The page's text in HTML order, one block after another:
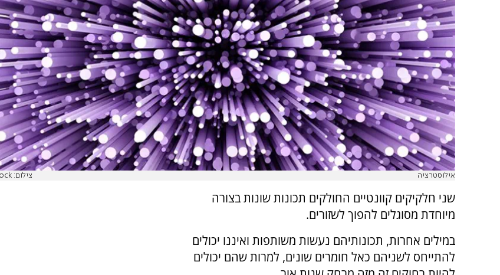
אילוסטרציה צילום: istock
שני חלקיקים קוונטיים החולקים תכונות שונות בצורה
מיוחדת מסוגלים להפוך לשזורים.
במילים אחרות, תכונותיהם נעשות משותפות ואיננו יכולים
להתייחס לשניהם כאל חומרים שונים, למרות שהם יכולים